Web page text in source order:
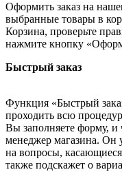
Оформить заказ на
выбранные товары в
Корзина, проверьте
нажмите кнопку
Быстрый заказ
Функция «Быстрый
проходить всю
Вы заполняете форму, и
менеджер магазина. Он
на вопросы, касающиеся
также подскажет о